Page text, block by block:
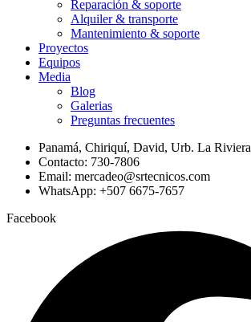
Reparación & soporte
Alquiler & transporte
Mantenimiento & soporte
Proyectos
Equipos
Media
Blog
Galerias
Preguntas frecuentes
Panamá, Chiriquí, David, Urb. La Riviera
Contacto: 730-7806
Email: mercadeo@srtecnicos.com
WhatsApp: +507 6675-7657
Facebook